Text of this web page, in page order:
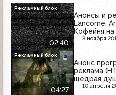
02:40
Анонсы и
Lancome,
Кофейня на
8 ноября
Рекламный блок
04:27
Анонс
реклама
щедрая
Выборы-
10 апреля
Рекламный блок